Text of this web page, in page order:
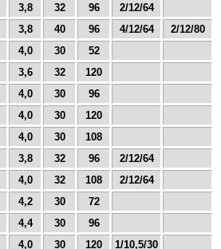
3,8 32 96
2/12/64
3,8 40 96 4/12/64
2/12/80
4,0 30
52
3,6 32
120
4,0 30
96
4,0 30
120
4,0 30
108
3,8 32 96
2/12/64
4,0 32 108
2/12/64
4,2 30
72
4,4 30
96
4,0 30 120
1/10,5/30